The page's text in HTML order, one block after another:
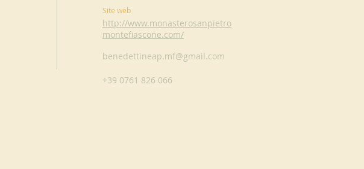
Site web
http://www.monasterosanpietro
montefiascone.com/
benedettineap.mf@gmail.com
+39 0761 826 066